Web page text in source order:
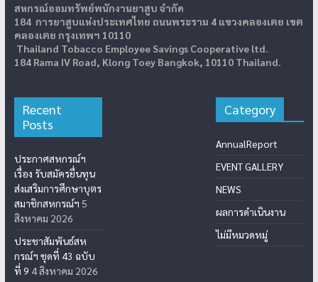
สหกรณ์ออมทรัพย์พนักงานยาสูบ จำกัด
184 การยาสูบแห่งประเทศไทย ถนนพระราม 4 แขวงคลองเตย เขต
คลองเตย กรุงเทพฯ 10110
Thailand Tobacco Employee Savings Cooperative ltd.
184 Rama IV Road, Klong Toey Bangkok, 10110 Thailand.
Recent
Posts
ประกาศสหกรณ์ฯ
เรื่อง รับสมัครยื่นทุน
ส่งเสริมการศึกษาบุตร
สมาชิกสหกรณ์ฯ 5
สิงหาคม 2026
ประชาสัมพันธ์สห
กรณ์ฯ ชุดที่ 43 ฉบับ
ที่ 9 4 สิงหาคม 2026
Category
AnnualReport
EVENT GALLERY
NEWS
ผลการดำเนินงาน
ไม่มีหมวดหมู่